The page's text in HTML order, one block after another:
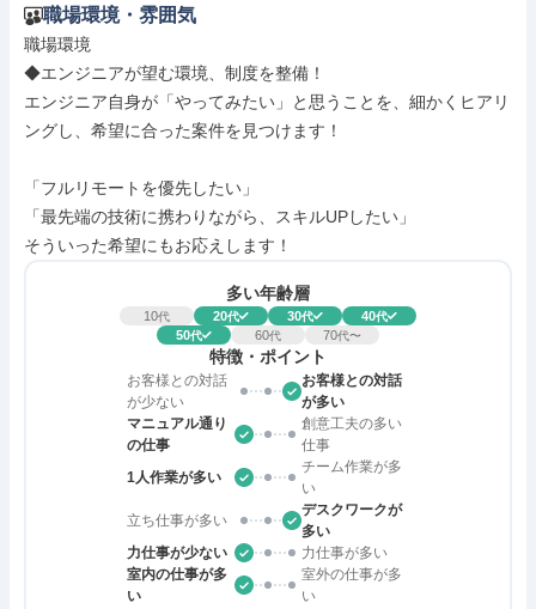
職場環境・雰囲気
職場環境
◆エンジニアが望む環境、制度を整備！
エンジニア自身が「やってみたい」と思うことを、細かくヒアリ
ングし、希望に合った案件を見つけます！
「フルリモートを優先したい」
「最先端の技術に携わりながら、スキルUPしたい」
そういった希望にもお応えします！
多い年齢層
10代 20代 30代 40代
50代 60代 70代〜
特徴・ポイント
お客様との対話
が少ない
お客様との対話
が多い
マニュアル通り
の仕事
創意工夫の多い
仕事
1人作業が多い
チーム作業が多
い
立ち仕事が多い
デスクワークが
多い
力仕事が少ない
力仕事が多い
室内の仕事が多
い
室外の仕事が多
い